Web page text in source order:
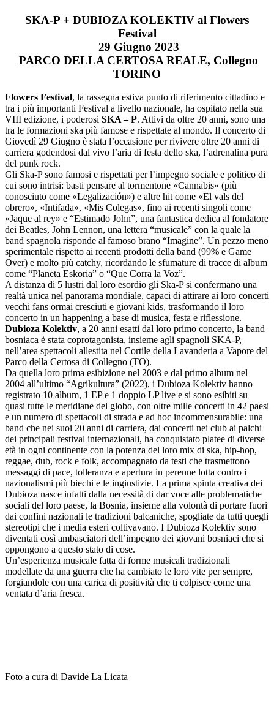
SKA-P + DUBIOZA KOLEKTIV al Flowers
Festival
29 Giugno 2023
PARCO DELLA CERTOSA REALE, Collegno
TORINO
Flowers Festival, la rassegna estiva punto di riferimento cittadino e
tra i più importanti Festival a livello nazionale, ha ospitato nella sua
VIII edizione, i poderosi SKA – P. Attivi da oltre 20 anni, sono una
tra le formazioni ska più famose e rispettate al mondo. Il concerto di
Giovedì 29 Giugno è stata l’occasione per rivivere oltre 20 anni di
carriera godendosi dal vivo l’aria di festa dello ska, l’adrenalina pura
del punk rock.
Gli Ska-P sono famosi e rispettati per l’impegno sociale e politico di
cui sono intrisi: basti pensare al tormentone «Cannabis» (più
conosciuto come «Legalización») e altre hit come «El vals del
obrero», «Intifada», «Mis Colegas», fino ai recenti singoli come
«Jaque al rey» e “Estimado John”, una fantastica dedica al fondatore
dei Beatles, John Lennon, una lettera “musicale” con la quale la
band spagnola risponde al famoso brano “Imagine”. Un pezzo meno
sperimentale rispetto ai recenti prodotti della band (99% e Game
Over) e molto più catchy, ricordando le sfumature di tracce di album
come “Planeta Eskoria” o “Que Corra la Voz”.
A distanza di 5 lustri dal loro esordio gli Ska-P si confermano una
realtà unica nel panorama mondiale, capaci di attirare ai loro concerti
vecchi fans ormai cresciuti e giovani kids, trasformando il loro
concerto in un happening a base di musica, festa e riflessione.
Dubioza Kolektiv, a 20 anni esatti dal loro primo concerto, la band
bosniaca è stata coprotagonista, insieme agli spagnoli SKA-P,
nell’area spettacoli allestita nel Cortile della Lavanderia a Vapore del
Parco della Certosa di Collegno (TO).
Da quella loro prima esibizione nel 2003 e dal primo album nel
2004 all’ultimo “Agrikultura” (2022), i Dubioza Kolektiv hanno
registrato 10 album, 1 EP e 1 doppio LP live e si sono esibiti su
quasi tutte le meridiane del globo, con oltre mille concerti in 42 paesi
e un numero di spettacoli di strada e ad hoc incommensurabile: una
band che nei suoi 20 anni di carriera, dai concerti nei club ai palchi
dei principali festival internazionali, ha conquistato platee di diverse
età in ogni continente con la potenza del loro mix di ska, hip-hop,
reggae, dub, rock e folk, accompagnato da testi che trasmettono
messaggi di pace, tolleranza e apertura in perenne lotta contro i
nazionalismi più biechi e le ingiustizie. La prima spinta creativa dei
Dubioza nasce infatti dalla necessità di dar voce alle problematiche
sociali del loro paese, la Bosnia, insieme alla volontà di portare fuori
dai confini nazionali le tradizioni balcaniche, spogliate da tutti quegli
stereotipi che i media esteri coltivavano. I Dubioza Kolektiv sono
diventati così ambasciatori dell’impegno dei giovani bosniaci che si
oppongono a questo stato di cose.
Un’esperienza musicale fatta di forme musicali tradizionali
modellate da una guerra che ha cambiato le loro vite per sempre,
forgiandole con una carica di positività che ti colpisce come una
ventata d’aria fresca.
Foto a cura di Davide La Licata